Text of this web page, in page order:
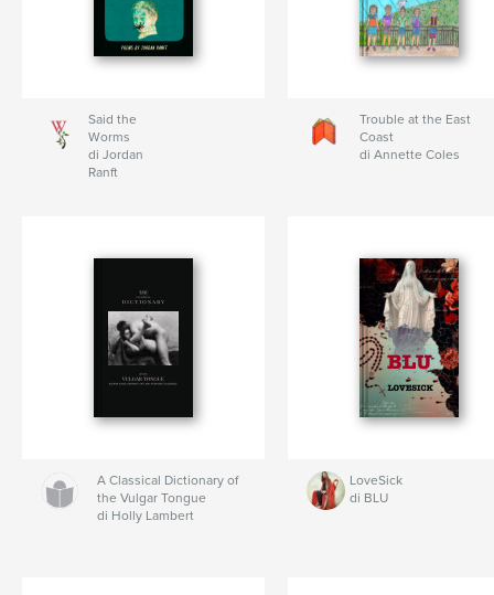
Said the
Worms
di Jordan
Ranft
Trouble at the East
Coast
di Annette Coles
A Classical Dictionary of
the Vulgar Tongue
di Holly Lambert
LoveSick
di BLU